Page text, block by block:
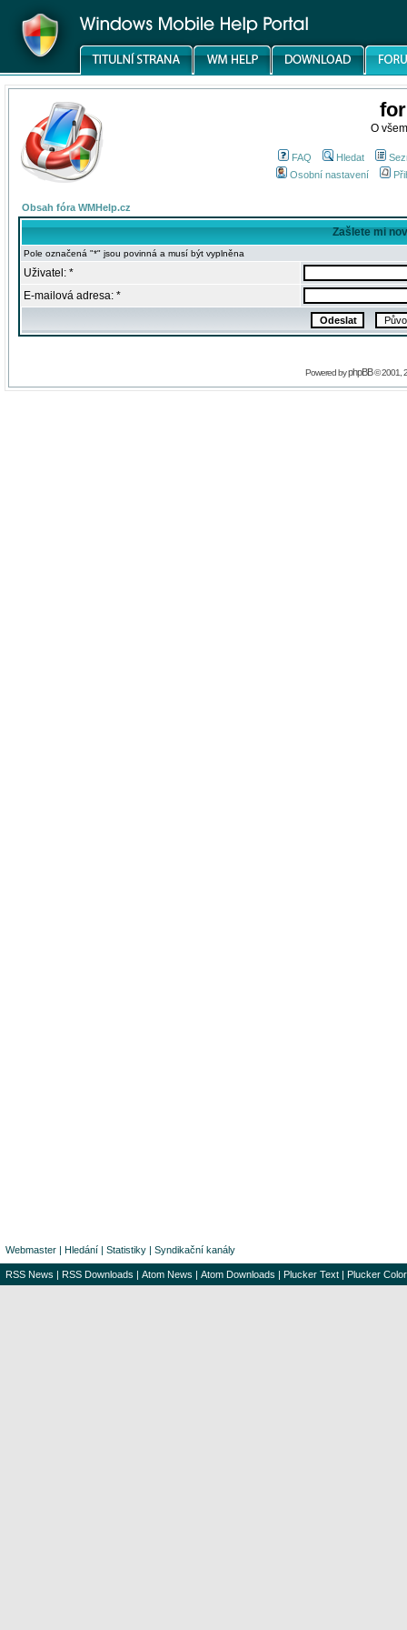
O
FAQ Hledat
Osobní nastavení
Obsah fóra WMHelp.cz
Zašlete mi
Pole označená "*" jsou povinná a musí být vyplněna
Uživatel: *
E-mailová adresa: *
Powered byphpBB© 2001,
Webmaster | Hledání | Statistiky | Syndikační kanály
RSS News | RSS Downloads | Atom News | Atom Downloads | Plucker Text | Plucker Color